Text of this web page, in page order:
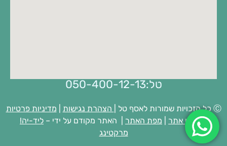
טל:050-400-12-13
Ⓒ כל הזכויות שמורות לאסף טל | הצהרת נגישות
מדיניות פרטיות
|תקנון אתר מפת האתר | האתר מקודם על ידי – ליד-יה!
מרקטינג